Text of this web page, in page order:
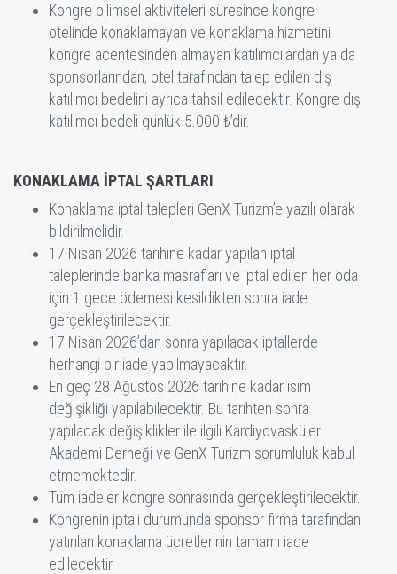
Kongre bilimsel aktiviteleri süresince kongre
otelinde konaklamayan ve konaklama hizmetini
kongre acentesinden almayan katılımcılardan ya da
sponsorlarından, otel tarafından talep edilen dış
katılımcı bedelini ayrıca tahsil edilecektir. Kongre dış
katılımcı bedeli günlük 5.000 ₺’dir.
KONAKLAMA İPTAL ŞARTLARI
Konaklama iptal talepleri GenX Turizm’e yazılı olarak
bildirilmelidir.
17 Nisan 2026 tarihine kadar yapılan iptal
taleplerinde banka masrafları ve iptal edilen her oda
için 1 gece ödemesi kesildikten sonra iade
gerçekleştirilecektir.
17 Nisan 2026’dan sonra yapılacak iptallerde
herhangi bir iade yapılmayacaktır.
En geç 28 Ağustos 2026 tarihine kadar isim
değişikliği yapılabilecektir. Bu tarihten sonra
yapılacak değişiklikler ile ilgili Kardiyovasküler
Akademi Derneği ve GenX Turizm sorumluluk kabul
etmemektedir.
Tüm iadeler kongre sonrasında gerçekleştirilecektir.
Kongrenin iptali durumunda sponsor firma tarafından
yatırılan konaklama ücretlerinin tamamı iade
edilecektir.